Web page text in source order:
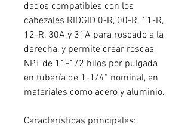
dados compatibles con los
cabezales RIDGID 0-R, 00-R, 11-R,
12-R, 30A y 31A para roscado a la
derecha, y permite crear roscas
NPT de 11-1/2 hilos por pulgada
en tubería de 1-1/4” nominal, en
materiales como acero y aluminio.
Características principales: